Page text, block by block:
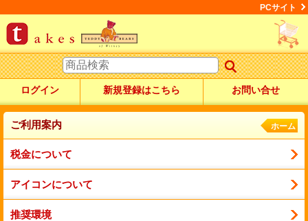
PCサイト
ログイン 新規登録はこちら お問い合せ
ご利用案内 ホーム
税金について
アイコンについて
推奨環境